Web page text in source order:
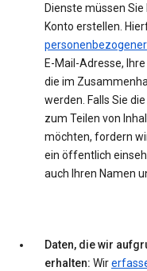
Dienste müssen
Konto erstellen.
E-Mail-Adresse,
die im
werden. Falls Sie
zum Teilen von
möchten, fordern
ein öffentlich
auch Ihren Namen
Daten, die wir
erhalten: Wir